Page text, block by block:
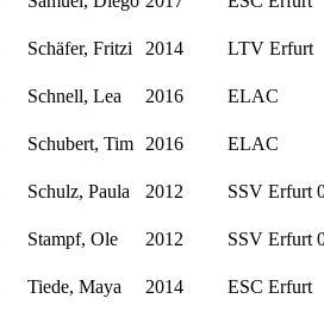
Schäfer, Fritzi 2014 LTV Erfurt
Schnell, Lea 2016 ELAC
Schubert, Tim 2016 ELAC
Schulz, Paula 2012 SSV Erfurt
Stampf, Ole 2012 SSV Erfurt
Tiede, Maya 2014 ESC Erfurt